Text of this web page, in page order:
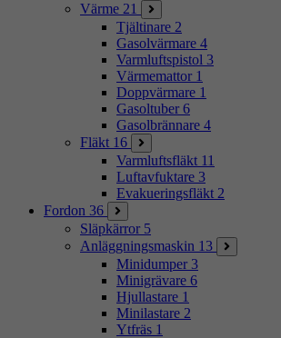
Värme 21
Tjältinare 2
Gasolvärmare 4
Varmluftspistol 3
Värmemattor 1
Doppvärmare 1
Gasoltuber 6
Gasolbrännare 4
Fläkt 16
Varmluftsfläkt 11
Luftavfuktare 3
Evakueringsfläkt 2
Fordon 36
Släpkärror 5
Anläggningsmaskin 13
Minidumper 3
Minigrävare 6
Hjullastare 1
Minilastare 2
Ytfräs 1